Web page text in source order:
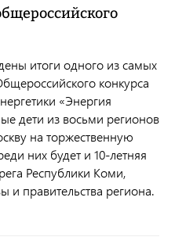
итоги одного из самых
конкурса
«Энергия
дети из восьми регионов
на торжественную
них будет и 10-летняя
Республики Коми,
и правительства региона.